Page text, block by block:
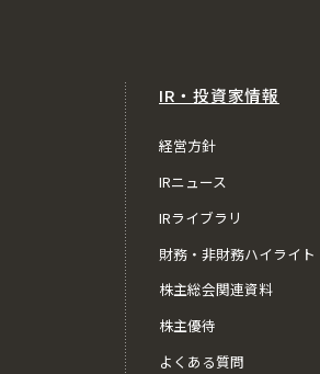
IR・投資家情報
経営方針
IRニュース
IRライブラリ
財務・非財務ハイライト
株主総会関連資料
株主優待
よくある質問